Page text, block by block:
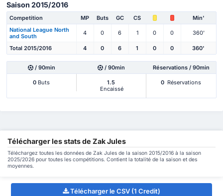
Saison 2015/2016
Competition MP Buts GC CS
Min'
National League North
and South
4 0 6 1 0 0 360'
Total 2015/2016 4 0 6 1 0 0 360'
/ 90min / 90min Réservations / 90min
0 Buts
1.5
Encaissé
0 Réservations
Télécharger les stats de Zak Jules
Téléchargez toutes les données de Zak Jules de la saison 2015/2016 à la saison
2025/2026 pour toutes les compétitions. Contient la totalité de la saison et des
moyennes.
Télécharger le CSV (1 Credit)